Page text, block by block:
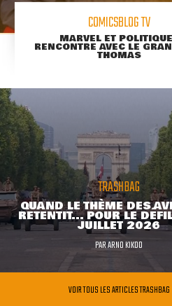
COMICSBLOG TV
MARVEL ET
RENCONTRE AVEC LE
THOMAS
TRASHBAG
QUAND LE THÈME DES
RETENTIT... POUR LE
JUILLET 2026
PARARNO KIKOO
VOIR TOUS LES ARTICLES TRASHBAG